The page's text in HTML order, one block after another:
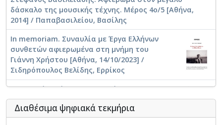
δάσκαλο της μουσικής τέχνης. Μέρος 4ο/5 [Αθήνα,
2014] / Παπαβασιλείου, Βασίλης
In memoriam. Συναυλία με Έργα Ελλήνων
συνθετών αφιερωμένα στη μνήμη του
Γιάννη Χρήστου [Αθήνα, 14/10/2023] /
Σιδηρόπουλος Βελίδης, Ερρίκος
Μουσικοί Περίπατοι. Εν Πυρί - Έργα για
κοντραμπάσο και ηλεκτρονικά μέσα [Αθήνα,
04/12/2023] / Παζαρούλας, Χαράλαμπος
Διαθέσιμα ψηφιακά τεκμήρια